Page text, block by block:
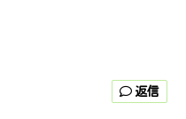
返信